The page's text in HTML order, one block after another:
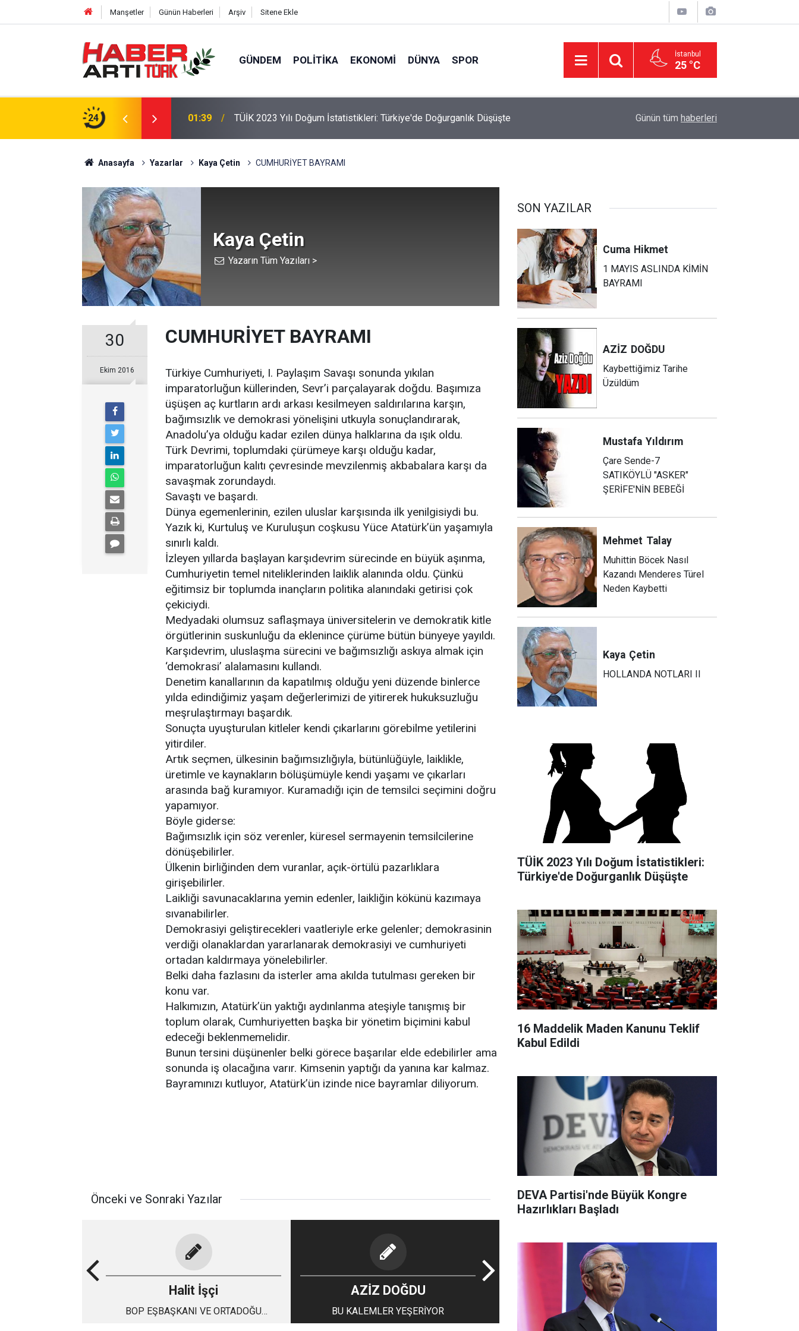
Manşetler Günün Haberleri Arşiv Sitene Ekle
GÜNDEM POLITIKA EKONOMI DÜNYA SPOR İstanbul
25 °C
24
Kabine Geldi!" 01:39 TÜİK 2023 Yılı Doğum İstatistikleri: Türkiye'de Doğurganlık Düşüşte 16 Maddelik Maden Kanunu Teklif Kabul Edildi
Günün tüm haberleri
Anasayfa Yazarlar Kaya Çetin CUMHURİYET BAYRAMI
Kaya Çetin
Yazarın Tüm Yazıları >
30
Ekim 2016
CUMHURİYET BAYRAMI
Türkiye Cumhuriyeti, I. Paylaşım Savaşı sonunda yıkılan
imparatorluğun küllerinden, Sevr’i parçalayarak doğdu. Başımıza
üşüşen aç kurtların ardı arkası kesilmeyen saldırılarına karşın,
bağımsızlık ve demokrasi yönelişini utkuyla sonuçlandırarak,
Anadolu’ya olduğu kadar ezilen dünya halklarına da ışık oldu.
Türk Devrimi, toplumdaki çürümeye karşı olduğu kadar,
imparatorluğun kalıtı çevresinde mevzilenmiş akbabalara karşı da
savaşmak zorundaydı.
Savaştı ve başardı.
Dünya egemenlerinin, ezilen uluslar karşısında ilk yenilgisiydi bu.
Yazık ki, Kurtuluş ve Kuruluşun coşkusu Yüce Atatürk’ün yaşamıyla
sınırlı kaldı.
İzleyen yıllarda başlayan karşıdevrim sürecinde en büyük aşınma,
Cumhuriyetin temel niteliklerinden laiklik alanında oldu. Çünkü
eğitimsiz bir toplumda inançların politika alanındaki getirisi çok
çekiciydi.
Medyadaki olumsuz saflaşmaya üniversitelerin ve demokratik kitle
örgütlerinin suskunluğu da eklenince çürüme bütün bünyeye yayıldı.
Karşıdevrim, uluslaşma sürecini ve bağımsızlığı askıya almak için
‘demokrasi’ alalamasını kullandı.
Denetim kanallarının da kapatılmış olduğu yeni düzende binlerce
yılda edindiğimiz yaşam değerlerimizi de yitirerek hukuksuzluğu
meşrulaştırmayı başardık.
Sonuçta uyuşturulan kitleler kendi çıkarlarını görebilme yetilerini
yitirdiler.
Artık seçmen, ülkesinin bağımsızlığıyla, bütünlüğüyle, laiklikle,
üretimle ve kaynakların bölüşümüyle kendi yaşamı ve çıkarları
arasında bağ kuramıyor. Kuramadığı için de temsilci seçimini doğru
yapamıyor.
Böyle giderse:
Bağımsızlık için söz verenler, küresel sermayenin temsilcilerine
dönüşebilirler.
Ülkenin birliğinden dem vuranlar, açık-örtülü pazarlıklara
girişebilirler.
Laikliği savunacaklarına yemin edenler, laikliğin kökünü kazımaya
sıvanabilirler.
Demokrasiyi geliştirecekleri vaatleriyle erke gelenler; demokrasinin
verdiği olanaklardan yararlanarak demokrasiyi ve cumhuriyeti
ortadan kaldırmaya yönelebilirler.
Belki daha fazlasını da isterler ama akılda tutulması gereken bir
konu var.
Halkımızın, Atatürk’ün yaktığı aydınlanma ateşiyle tanışmış bir
toplum olarak, Cumhuriyetten başka bir yönetim biçimini kabul
edeceği beklenmemelidir.
Bunun tersini düşünenler belki görece başarılar elde edebilirler ama
sonunda iş olacağına varır. Kimsenin yaptığı da yanına kar kalmaz.
Bayramınızı kutluyor, Atatürk’ün izinde nice bayramlar diliyorum.
Önceki ve Sonraki Yazılar
Halit İşçi
BOP EŞBAŞKANI VE ORTADOĞU
AZİZ DOĞDU
BU KALEMLER YEŞERİYOR
SON YAZILAR
Cuma Hikmet
1 MAYIS ASLINDA KİMİN
BAYRAMI
AZİZ DOĞDU
Kaybettiğimiz Tarihe
Üzüldüm
Mustafa Yıldırım
Çare Sende-7
SATIKÖYLÜ "ASKER"
ŞERİFE'NİN BEBEĞİ
Mehmet Talay
Muhittin Böcek Nasıl
Kazandı Menderes Türel
Neden Kaybetti
Kaya Çetin
HOLLANDA NOTLARI II
TÜİK 2023 Yılı Doğum İstatistikleri:
Türkiye'de Doğurganlık Düşüşte
16 Maddelik Maden Kanunu Teklif
Kabul Edildi
DEVA Partisi'nde Büyük Kongre
Hazırlıkları Başladı